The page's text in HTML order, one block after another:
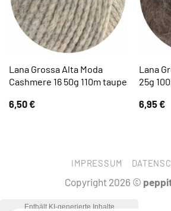
Lana Grossa Alta Moda
Cashmere 16 50g 110m taupe
6,50€
Lana
25g
6,95€
IMPRESSUM
Copyright 2026 ©